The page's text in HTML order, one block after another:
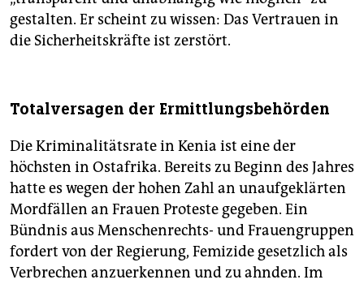
gestalten. Er scheint zu wissen: Das Vertrauen in
die Sicherheitskräfte ist zerstört.
Totalversagen der Ermittlungsbehörden
Die Kriminalitätsrate in Kenia ist eine der
höchsten in Ostafrika. Bereits zu Beginn des Jahres
hatte es wegen der hohen Zahl an unaufgeklärten
Mordfällen an Frauen Proteste gegeben. Ein
Bündnis aus Menschenrechts- und Frauengruppen
fordert von der Regierung, Femizide gesetzlich als
Verbrechen anzuerkennen und zu ahnden. Im